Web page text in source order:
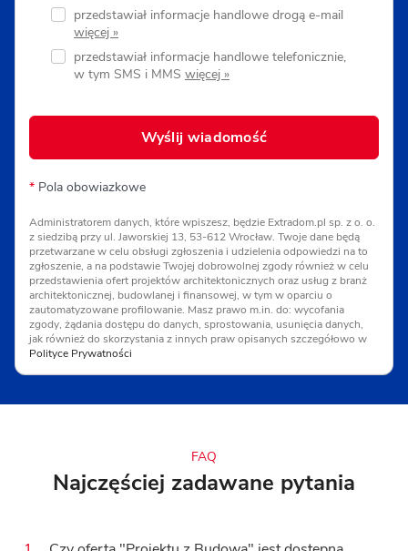
przedstawiał informacje handlowe drogą e-mail
przedstawiał informacje handlowe telefonicznie,
w tym SMS i MMS
Wyślij wiadomość
* Pola obowiazkowe
Administratorem danych, które wpiszesz, będzie Extradom.pl sp. z o. o.
z siedzibą przy ul. Jaworskiej 13, 53-612 Wrocław. Twoje dane będą
przetwarzane w celu obsługi zgłoszenia i udzielenia odpowiedzi na to
zgłoszenie, a na podstawie Twojej dobrowolnej zgody również w celu
przedstawienia ofert projektów architektonicznych oraz usług z branż
architektonicznej, budowlanej i finansowej, w tym w oparciu o
zautomatyzowane profilowanie. Masz prawo m.in. do: wycofania
zgody, żądania dostępu do danych, sprostowania, usunięcia danych,
jak również do skorzystania z innych praw opisanych szczegółowo w
Polityce Prywatności
FAQ
Najczęściej zadawane pytania